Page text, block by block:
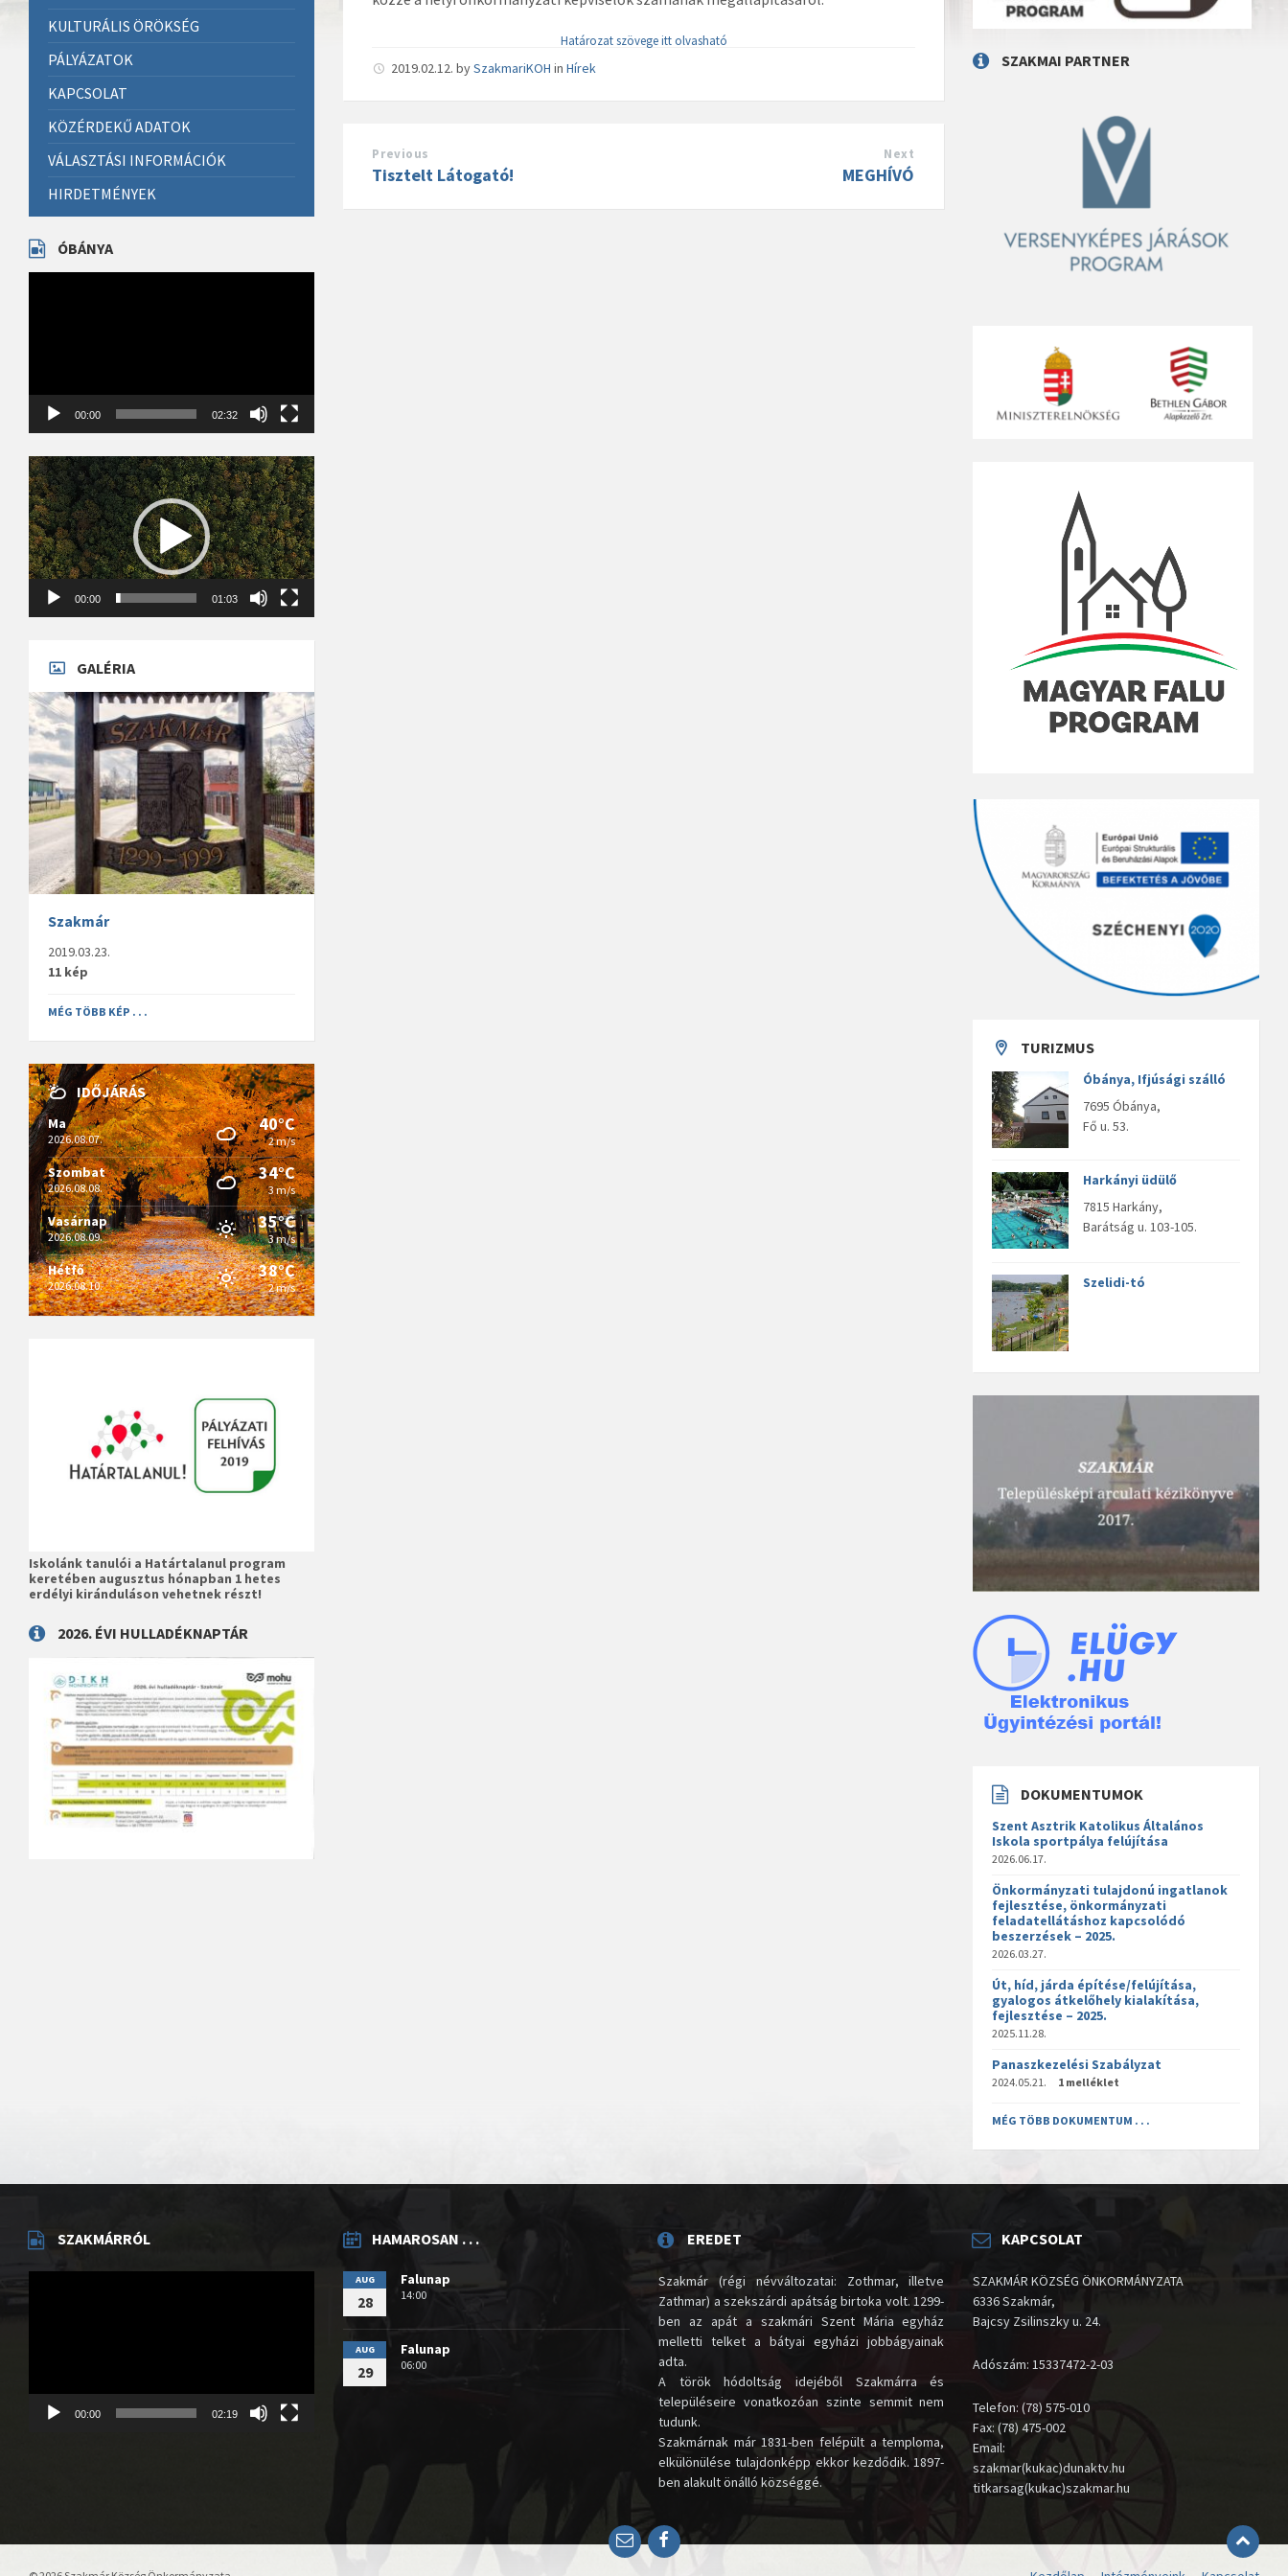
Határozat szövege itt olvasható
2019.02.12.bySzakmariKOH inHírek
Previous
Tisztelt Látogató!
Next
MEGHÍVÓ
KULTURÁLIS ÖRÖKSÉG
PÁLYÁZATOK
KAPCSOLAT
KÖZÉRDEKŰ ADATOK
VÁLASZTÁSI INFORMÁCIÓK
HIRDETMÉNYEK
ÓBÁNYA
00:00 02:32
Videólejátszó
00:00 01:03
GALÉRIA
Szakmár
2019.03.23.
11 kép
MÉG TÖBB KÉP . . .
IDŐJÁRÁS
Ma
2026.08.07.
40°C
2 m/s
Szombat
2026.08.08.
34°C
3 m/s
Vasárnap
2026.08.09.
35°C
3 m/s
Hétfő
2026.08.10.
38°C
2 m/s
Iskolánk tanulói a Határtalanul program
keretében augusztus hónapban 1 hetes
erdélyi kiránduláson vehetnek részt!
2026. ÉVI HULLADÉKNAPTÁR
SZAKMAI PARTNER
TURIZMUS
Óbánya, Ifjúsági szálló
7695 Óbánya,
Fő u. 53.
Harkányi üdülő
7815 Harkány,
Barátság u. 103-105.
Szelidi-tó
DOKUMENTUMOK
Szent Asztrik Katolikus Általános
Iskola sportpálya felújítása
2026.06.17.
Önkormányzati tulajdonú ingatlanok
fejlesztése, önkormányzati
feladatellátáshoz kapcsolódó
beszerzések – 2025.
2026.03.27.
Út, híd, járda építése/felújítása,
gyalogos átkelőhely kialakítása,
fejlesztése – 2025.
2025.11.28.
Panaszkezelési Szabályzat
2024.05.21. 1 melléklet
MÉG TÖBB DOKUMENTUM . . .
SZAKMÁRRÓL
00:00 02:19
HAMAROSAN . . .
AUG
28
Falunap
14:00
AUG
29
Falunap
06:00
EREDET
Szakmár (régi névváltozatai: Zothmar, illetve
Zathmar) a szekszárdi apátság birtoka volt. 1299-
ben az apát a szakmári Szent Mária egyház
melletti telket a bátyai egyházi jobbágyainak
adta.
A török hódoltság idejéből Szakmárra és
településeire vonatkozóan szinte semmit nem
tudunk.
Szakmárnak már 1831-ben felépült a temploma,
elkülönülése tulajdonképp ekkor kezdődik. 1897-
ben alakult önálló községgé.
KAPCSOLAT
SZAKMÁR KÖZSÉG ÖNKORMÁNYZATA
6336 Szakmár,
Bajcsy Zsilinszky u. 24.
Adószám: 15337472-2-03
Telefon: (78) 575-010
Fax: (78) 475-002
Email:
szakmar(kukac)dunaktv.hu
titkarsag(kukac)szakmar.hu
EmailFacebook